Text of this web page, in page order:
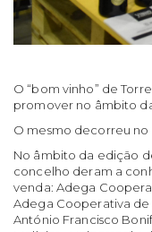
O “bom vinho” de
promover no âmbito
O mesmo decorreu no
No âmbito da edição
concelho deram a
venda: Adega
Adega Cooperativa de
António Francisco